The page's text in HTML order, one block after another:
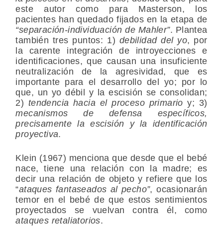
este autor como para Masterson, los
pacientes han quedado fijados en la etapa de
“separación-individuación de Mahler”. Plantea
también tres puntos: 1) debilidad del yo, por
la carente integración de introyecciones e
identificaciones, que causan una insuficiente
neutralización de la agresividad, que es
importante para el desarrollo del yo; por lo
que, un yo débil y la escisión se consolidan;
2) tendencia hacia el proceso primario y; 3)
mecanismos de defensa específicos,
precisamente la escisión y la identificación
proyectiva.
Klein (1967) menciona que desde que el bebé
nace, tiene una relación con la madre; es
decir una relación de objeto y refiere que los
“ataques fantaseados al pecho”, ocasionarán
temor en el bebé de que estos sentimientos
proyectados se vuelvan contra él, como
ataques retaliatorios.